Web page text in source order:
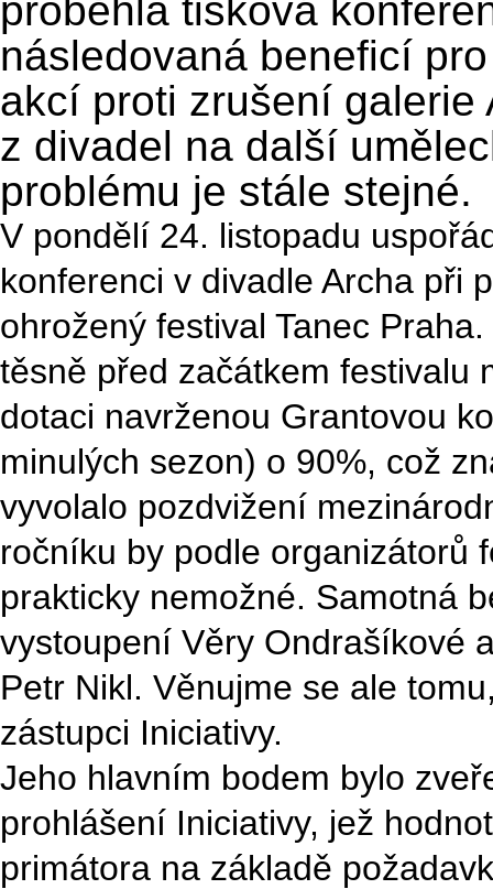
proběhla tisková
následovaná beneficí
akcí proti zrušení galerie
z divadel na další
problému je stále stejné.
V pondělí 24. listopadu
konferenci v divadle Archa při
ohrožený festival Tanec
těsně před začátkem festivalu
dotaci navrženou Grantovou
minulých sezon) o 90%, což
vyvolalo pozdvižení
ročníku by podle organizátorů
prakticky nemožné. Samotná
vystoupení Věry Ondrašíkové
Petr Nikl. Věnujme se ale
zástupci Iniciativy.
Jeho hlavním bodem bylo
prohlášení Iniciativy, jež
primátora na základě